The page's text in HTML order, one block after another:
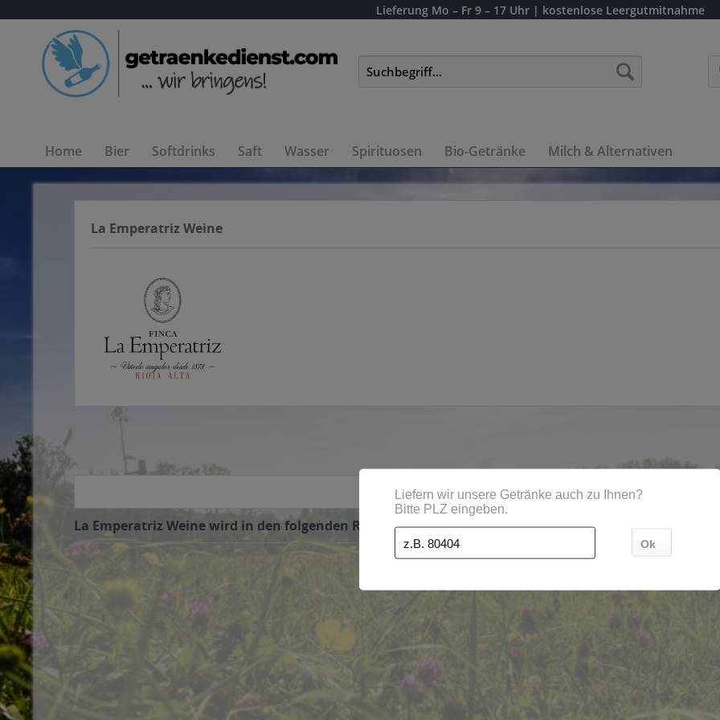
Lieferung Mo – Fr 9 – 17 Uhr | kostenlose Leergutmitnahme
Home Bier Softdrinks Saft Wasser Spirituosen Bio-Getränke Milch & Alternativen
La Emperatriz Weine
La Emperatriz Weine wird in den folgenden Regionen, Städten, Orten und Postleitzahl-Gebieten